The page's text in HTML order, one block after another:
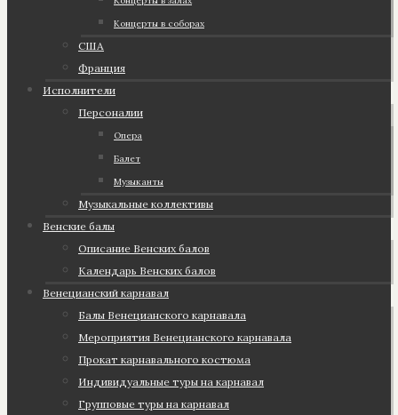
Концерты в соборах
США
Франция
Исполнители
Персоналии
Опера
Балет
Музыканты
Музыкальные коллективы
Венские балы
Описание Венских балов
Календарь Венских балов
Венецианский карнавал
Балы Венецианского карнавала
Мероприятия Венецианского карнавала
Прокат карнавального костюма
Индивидуальные туры на карнавал
Групповые туры на карнавал